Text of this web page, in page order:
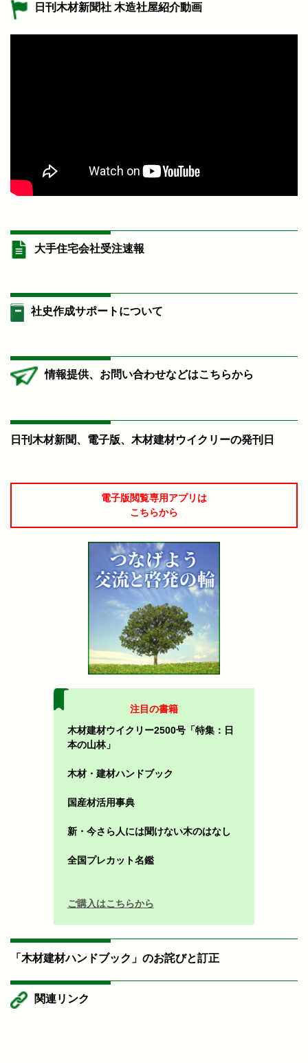
日刊木材新聞社 木造社屋紹介動画
大手住宅会社受注速報
社史作成サポートについて
情報提供、お問い合わせなどはこちらから
日刊木材新聞、電子版、木材建材ウイクリーの発刊日
電子版閲覧専用アプリは
こちらから
注目の書籍
木材建材ウイクリー2500号「特集：日
本の山林」
木材・建材ハンドブック
国産材活用事典
新・今さら人には聞けない木のはなし
全国プレカット名鑑
ご購入はこちらから
「木材建材ハンドブック」のお詫びと訂正
関連リンク